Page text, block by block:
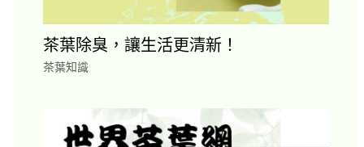
茶葉除臭，讓生活更清新！
茶葉知識